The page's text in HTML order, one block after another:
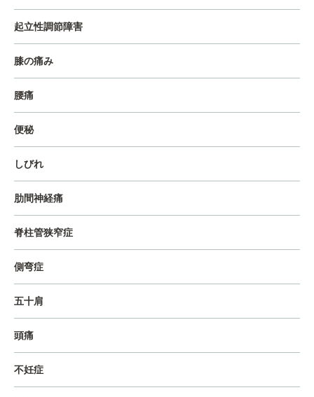
起立性調節障害
膝の痛み
腰痛
便秘
しびれ
肋間神経痛
脊柱管狭窄症
側弯症
五十肩
頭痛
不妊症